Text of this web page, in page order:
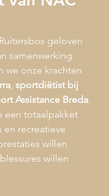
geloven
samenwerking.
we onze krachten
, sportdiëtist bij
Assistance Breda.
een totaalpakket
en recreatieve
willen
willen